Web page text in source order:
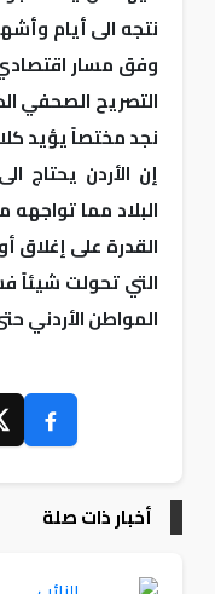
نتجه الى أيام
وفق مسار
التصريح الصحفي
نجد مختصاً يؤيد
إن الأردن
البلاد مما
القدرة على إغلاق
التي تحولت شيئاً
المواطن الأردني
أخبار ذات صلة